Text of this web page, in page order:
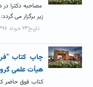
مصاحبه دکترا
زیر برگزار می
تاریخ۲۳ خرداد ۱۳۹۶
چاپ کتاب
هیأت علمی